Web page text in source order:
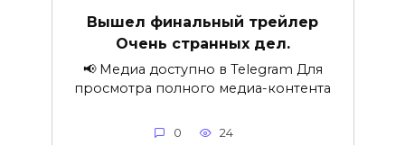
Вышел финальный трейлер
Очень странных дел.
📢 Медиа доступно в Telegram Для
просмотра полного медиа-контента
0 24